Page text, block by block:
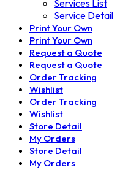
Services List
Service Detail
Print Your Own
Print Your Own
Request a Quote
Request a Quote
Order Tracking
Wishlist
Order Tracking
Wishlist
Store Detail
My Orders
Store Detail
My Orders